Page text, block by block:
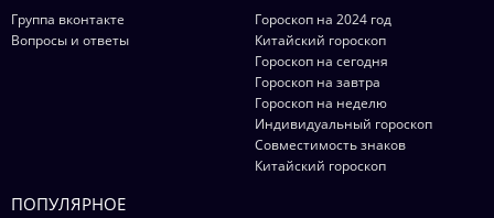
Группа вконтакте
Вопросы и ответы
Гороскоп на 2024 год
Китайский гороскоп
Гороскоп на сегодня
Гороскоп на завтра
Гороскоп на неделю
Индивидуальный гороскоп
Совместимость знаков
Китайский гороскоп
ПОПУЛЯРНОЕ